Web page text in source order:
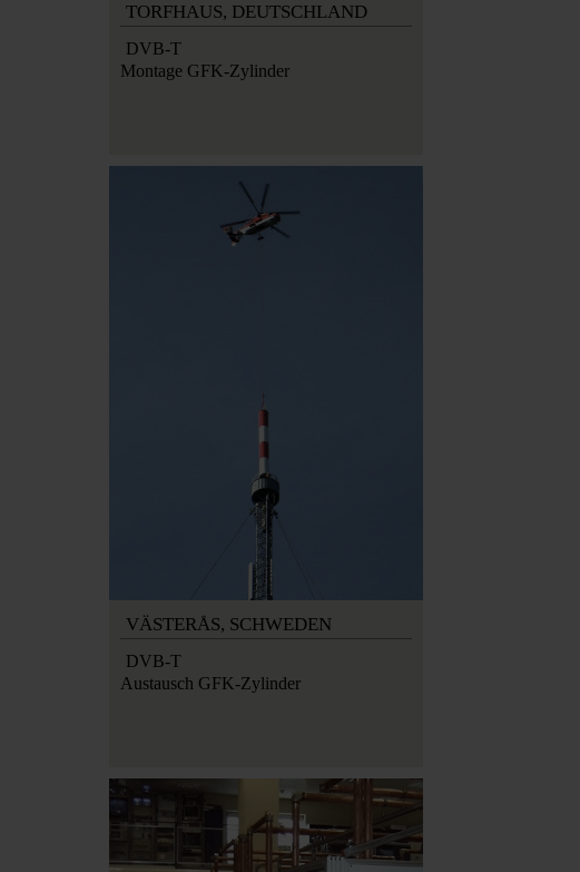
TORFHAUS, DEUTSCHLAND
DVB-T
Montage GFK-Zylinder
VÄSTERÅS, SCHWEDEN
DVB-T
Austausch GFK-Zylinder